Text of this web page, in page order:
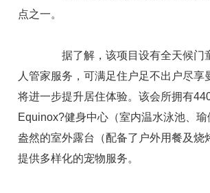
点之一。
据了解，该项目设有全天候门
人管家服务，可满足住户足不出户尽
将进一步提升居住体验。该会所拥有
Equinox?健身中心（室内温水泳池、
盎然的室外露台（配备了户外用餐及
提供多样化的宠物服务。